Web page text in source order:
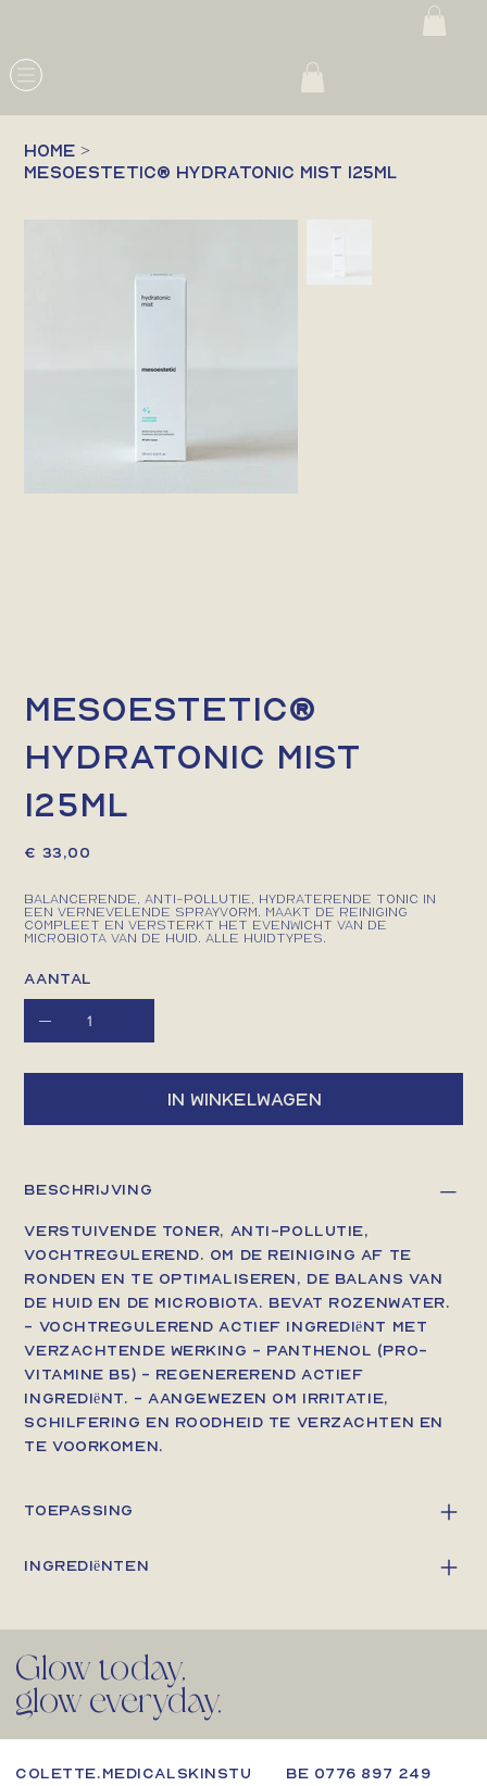
HOME >
mesoestetic® hydratonic mist 125ml
mesoestetic®
hydratonic mist
125ml
€ 33,00
Balancerende, anti-pollutie, hydraterende tonic in
een vernevelende sprayvorm. Maakt de reiniging
compleet en versterkt het evenwicht van de
microbiota van de huid. Alle huidtypes.
Aantal
In winkelwagen
Beschrijving
Verstuivende toner, anti-pollutie,
vochtregulerend. Om de reiniging af te
ronden en te optimaliseren, de balans van
de huid en de microbiota. Bevat rozenwater.
- Vochtregulerend actief ingrediënt met
verzachtende werking - Panthenol (pro-
vitamine B5) - Regenererend actief
ingrediënt. - Aangewezen om irritatie,
schilfering en roodheid te verzachten en
te voorkomen.
Toepassing
Ingrediënten
Glow today,
glow everyday.
colette.medicalskinstu
BE 0776 897 249